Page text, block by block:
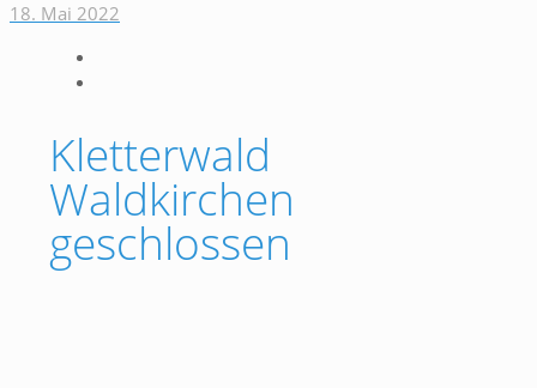
18. Mai 2022
Kletterwald
Waldkirchen
geschlossen